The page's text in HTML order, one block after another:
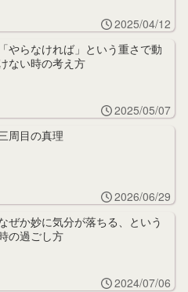
2025/04/12
「やらなければ」という重さで動
ない時の考え方
2025/05/07
周目の真理
2026/06/29
ぜか妙に気分が落ちる、という
の過ごし方
2024/07/06